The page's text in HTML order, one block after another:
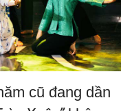
cũ đang dần